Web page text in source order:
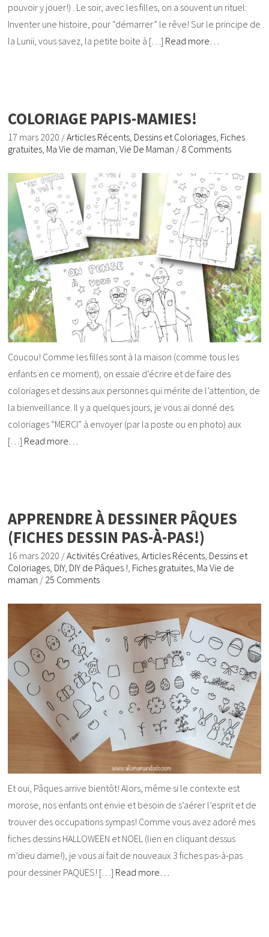
pouvoir y jouer!) . Le soir, avec les filles, on a souvent un rituel:
Inventer une histoire, pour “démarrer” le rêve! Sur le principe de
la Lunii, vous savez, la petite boite à […] Read more…
COLORIAGE PAPIS-MAMIES!
17 mars 2020 /Articles Récents Dessins et Coloriages Fiches
gratuites Ma Vie de maman ,Vie De Maman / 8 Comments
Coucou! Comme les filles sont à la maison (comme tous les
enfants en ce moment), on essaie d’écrire et de faire des
coloriages et dessins aux personnes qui mérite de l’attention, de
la bienveillance. Il y a quelques jours, je vous ai donné des
coloriages “MERCI” à envoyer (par la poste ou en photo) aux
[…] Read more…
APPRENDRE À DESSINER PÂQUES
(FICHES DESSIN PAS-À-PAS!)
16 mars 2020 /Activités Créatives,Articles Récents, Dessins et
Coloriages, DIY, DIY de Pâques !, Fiches gratuites, Ma Vie de
maman / 25 Comments
Et oui, Pâques arrive bientôt! Alors, même si le contexte est
morose, nos enfants ont envie et besoin de s’aérer l’esprit et de
trouver des occupations sympas! Comme vous avez adoré mes
fiches dessins HALLOWEEN et NOEL (lien en cliquant dessus
m’dieu dame!), je vous ai fait de nouveaux 3 fiches pas-à-pas
pour dessiner PAQUES! […] Read more…